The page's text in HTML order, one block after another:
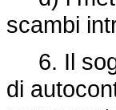
scambi
6. Il
di